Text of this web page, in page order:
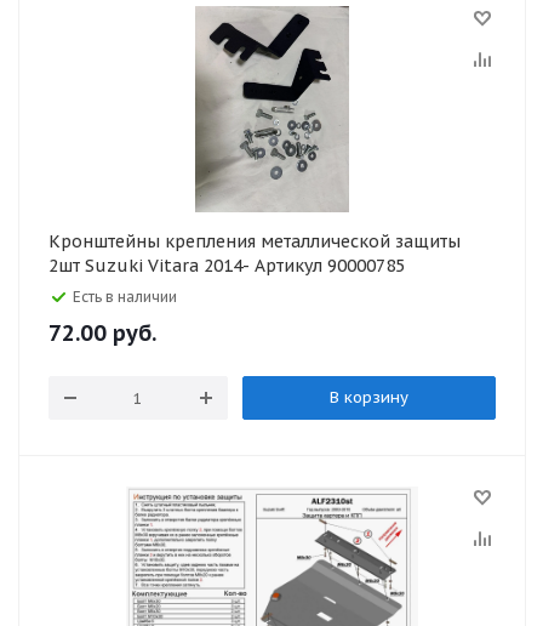
Кронштейны крепления металлической защиты
2шт Suzuki Vitara 2014- Артикул 90000785
Есть в наличии
72.00 руб.
В корзину